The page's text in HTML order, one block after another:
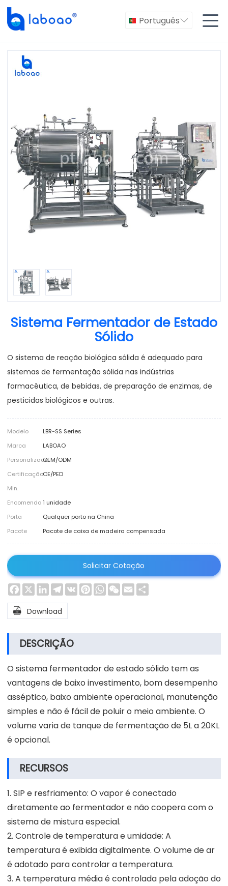
Português 
Sistema Fermentador de Estado
Sólido
O sistema de reação biológica sólida é adequado para
sistemas de fermentação sólida nas indústrias
farmacêutica, de bebidas, de preparação de enzimas, de
pesticidas biológicos e outras.
Modelo
LBR-SS Series
Marca
LABOAO
PersonalizadoOEM/ODM
CertificaçãoCE/PED
Min.
Encomenda1 unidade
Porta
Qualquer porto na China
Pacote
Pacote de caixa de madeira compensada
Solicitar Cotação
Facebook
X LinkedInTelegram
VK PinterestWhatsApp
WeChat
Email
 Download
DESCRIÇÃO
O sistema fermentador de estado sólido tem as
vantagens de baixo investimento, bom desempenho
asséptico, baixo ambiente operacional, manutenção
simples e não é fácil de poluir o meio ambiente. O
volume varia de tanque de fermentação de 5L a 20KL
é opcional.
RECURSOS
1. SIP e resfriamento: O vapor é conectado
diretamente ao fermentador e não coopera com o
sistema de mistura especial.
2. Controle de temperatura e umidade: A
temperatura é exibida digitalmente. O volume de ar
é adotado para controlar a temperatura.
3. A temperatura média é controlada pela adoção do